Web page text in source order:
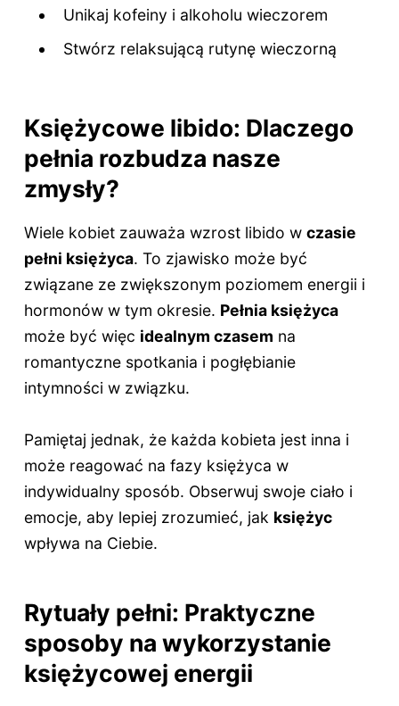
Unikaj kofeiny i alkoholu wieczorem
Stwórz relaksującą rutynę wieczorną
Księżycowe libido: Dlaczego
pełnia rozbudza nasze
zmysły?
Wiele kobiet zauważa wzrost libido w czasie
pełni księżyca. To zjawisko może być
związane ze zwiększonym poziomem energii i
hormonów w tym okresie. Pełnia księżyca
może być więc idealnym czasem na
romantyczne spotkania i pogłębianie
intymności w związku.
Pamiętaj jednak, że każda kobieta jest inna i
może reagować na fazy księżyca w
indywidualny sposób. Obserwuj swoje ciało i
emocje, aby lepiej zrozumieć, jak księżyc
wpływa na Ciebie.
Rytuały pełni: Praktyczne
sposoby na wykorzystanie
księżycowej energii